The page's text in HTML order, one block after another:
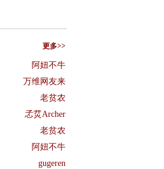
更多>>
阿妞不牛
万维网友来
老贫农
孞烎Archer
老贫农
阿妞不牛
gugeren